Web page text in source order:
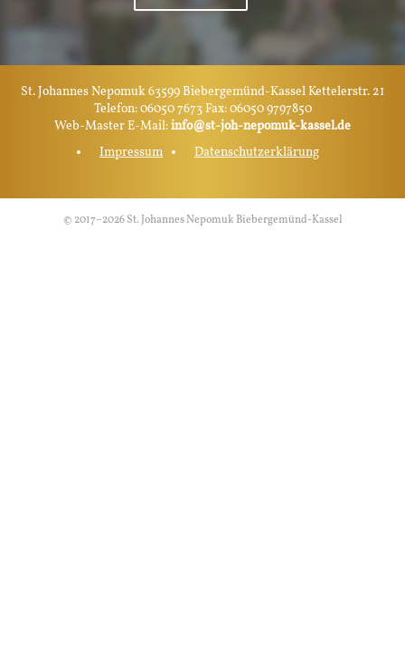
St. Johannes Nepomuk 63599 Biebergemünd-Kassel Kettelerstr. 21
Telefon: 06050 7673 Fax: 06050 9797850
Web-Master E-Mail:info@st-joh-nepomuk-kassel.de
Impressum
Datenschutzerklärung
© 2017–2026 St. Johannes Nepomuk Biebergemünd-Kassel